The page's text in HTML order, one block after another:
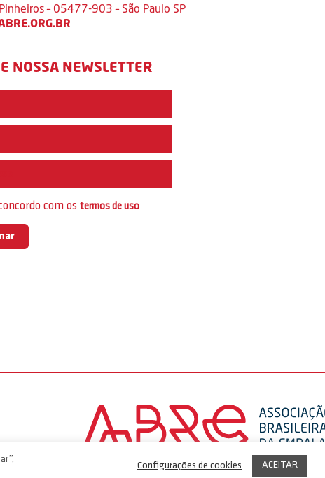
– 05477-903 – São Paulo SP
NOSSA NEWSLETTER
com ostermos de uso
Configurações de cookies ACEITAR